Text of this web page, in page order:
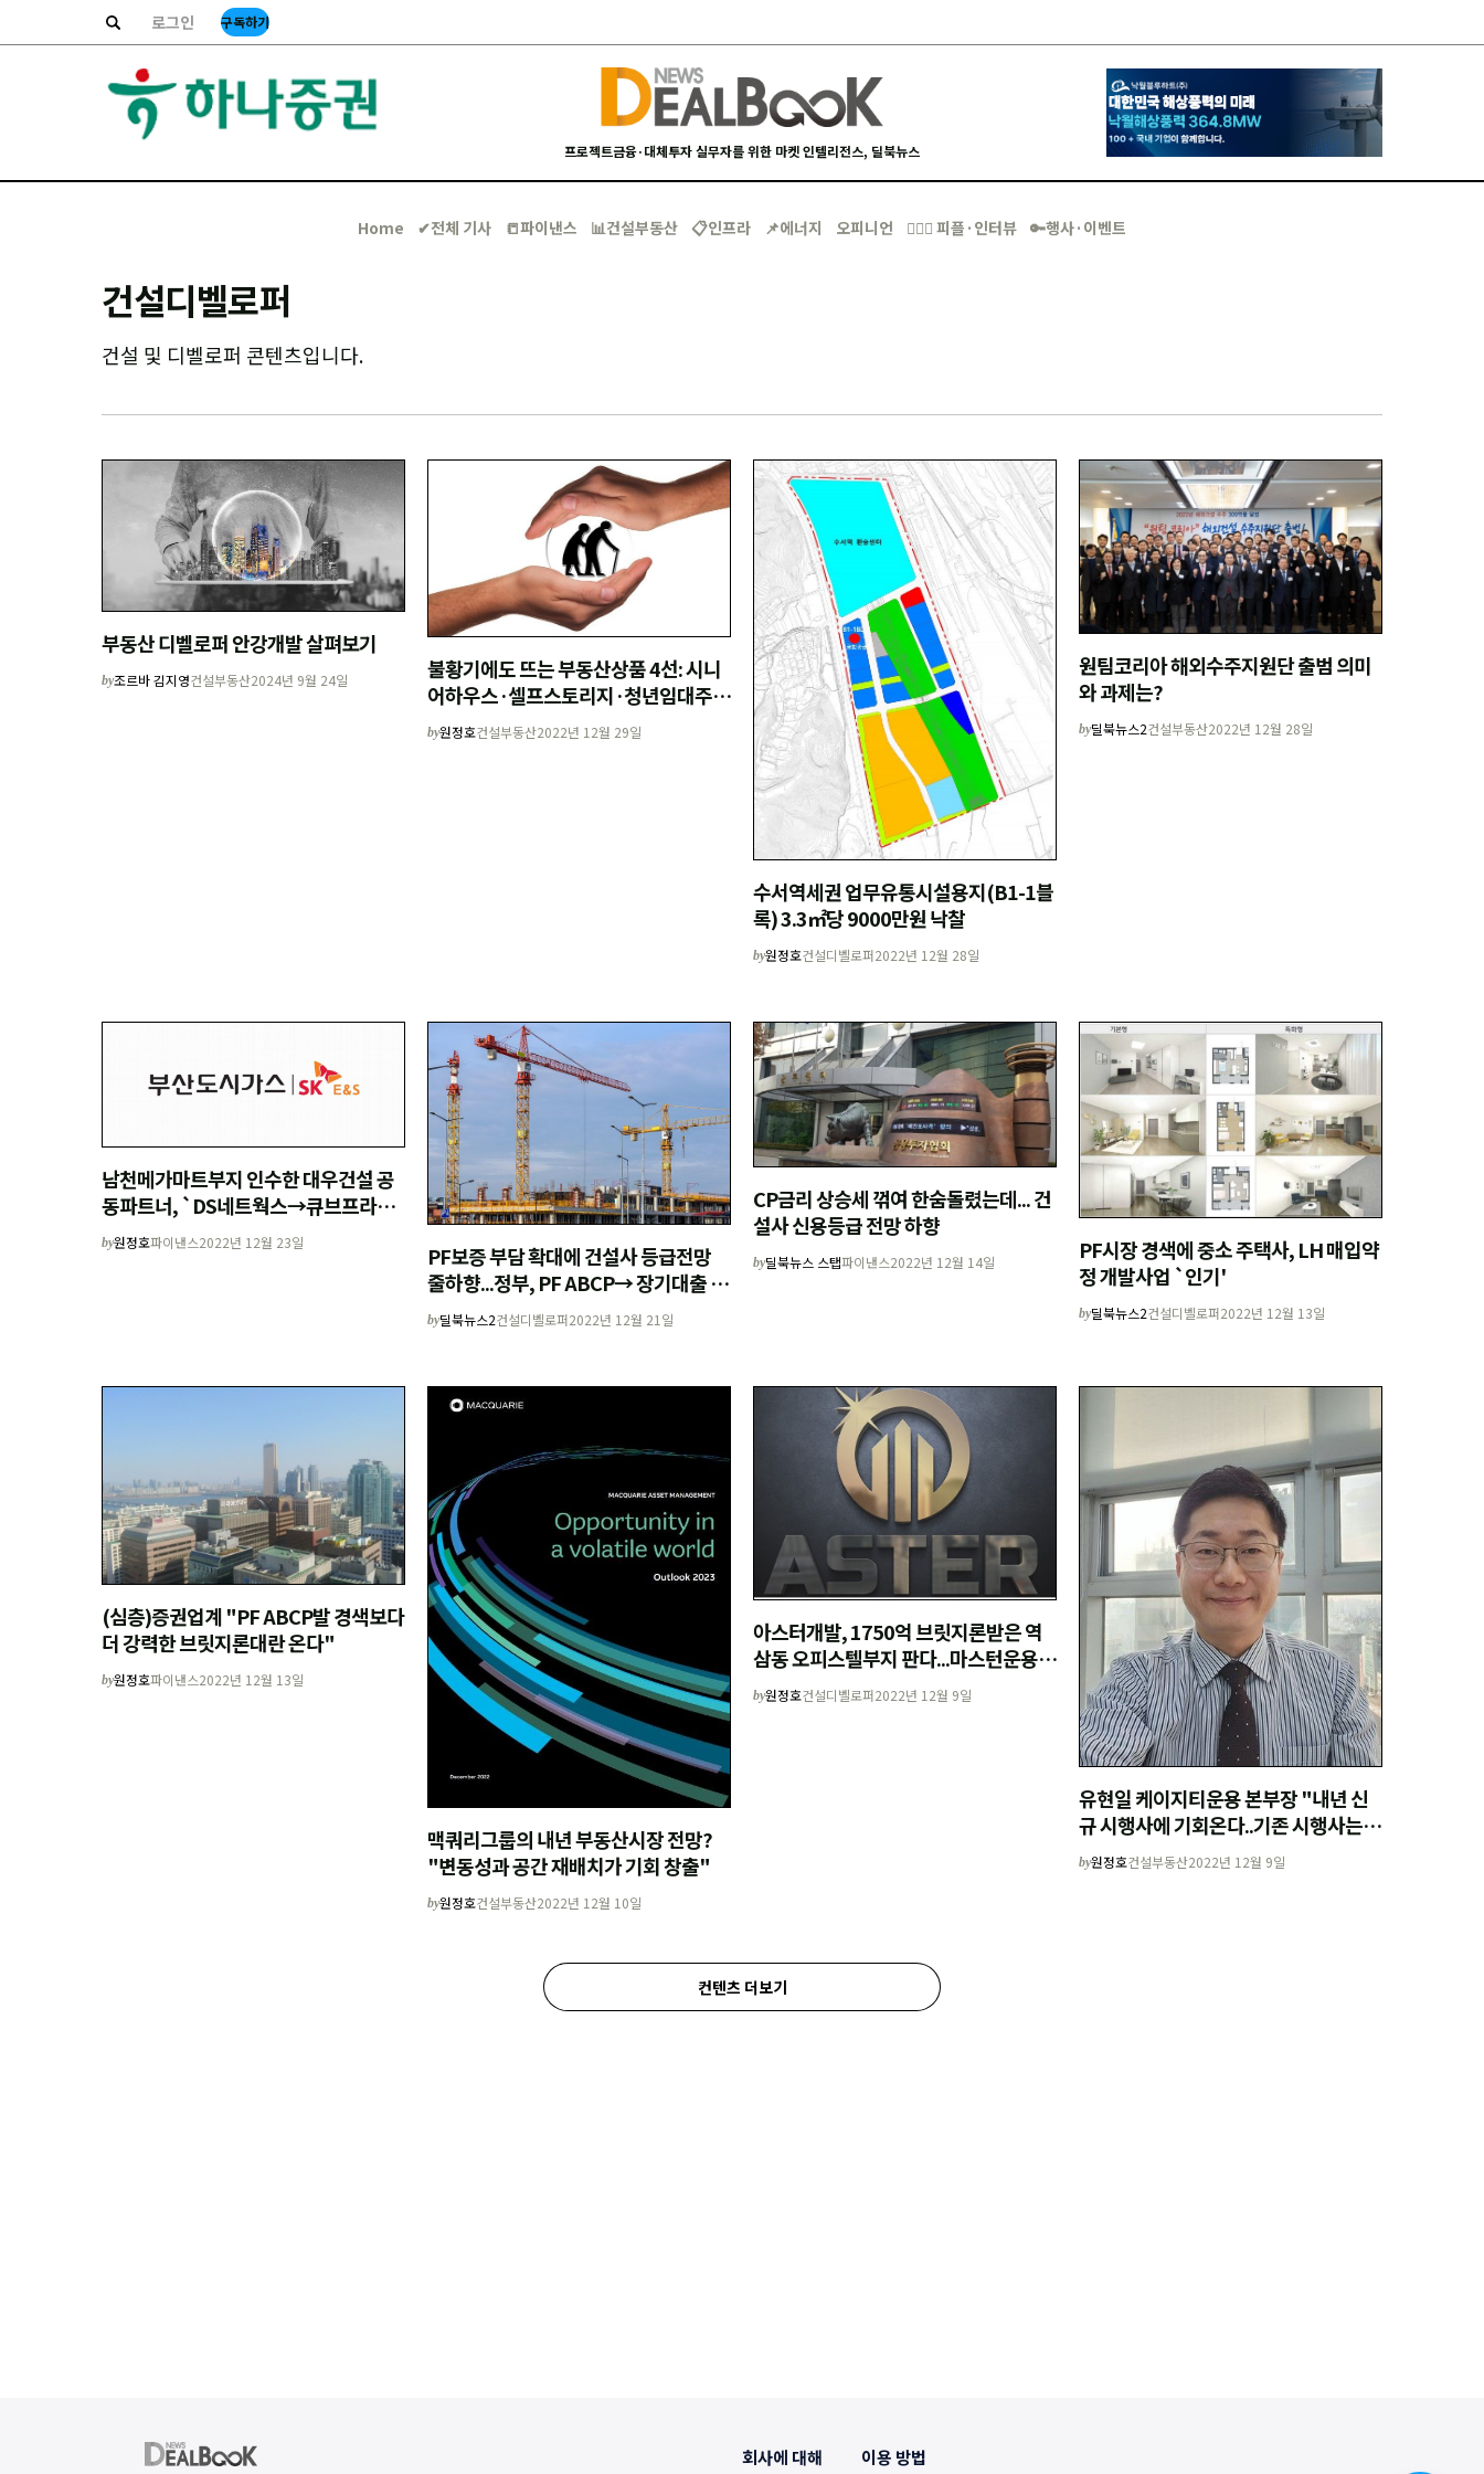
로그인 구독하기
프로젝트금융·대체투자 실무자를 위한 마켓 인텔리전스, 딜북뉴스
Home ✔︎전체 기사 📒파이낸스 📊건설부동산 📋인프라 📌에너지 오피니언 🙋🏻‍♂️ 피플·인터뷰 🔑행사·이벤트
건설디벨로퍼
건설 및 디벨로퍼 콘텐츠입니다.
부동산 디벨로퍼 안강개발 살펴보기
by조르바 김지영건설부동산2024년 9월 24일
불황기에도 뜨는 부동산상품 4선: 시니
어하우스·셀프스토리지·청년임대주택
·생명과학빌딩
by원정호건설부동산2022년 12월 29일
수서역세권 업무유통시설용지(B1-1블
록) 3.3㎡당 9000만원 낙찰
by원정호건설디벨로퍼2022년 12월 28일
원팀코리아 해외수주지원단 출범 의미
와 과제는?
by딜북뉴스2건설부동산2022년 12월 28일
남천메가마트부지 인수한 대우건설 공
동파트너, `DS네트웍스→큐브프라퍼
티'로 변경
by원정호파이낸스2022년 12월 23일
PF보증 부담 확대에 건설사 등급전망
줄하향...정부, PF ABCP→ 장기대출 전
환 보증 신설
by딜북뉴스2건설디벨로퍼2022년 12월 21일
CP금리 상승세 꺾여 한숨돌렸는데... 건
설사 신용등급 전망 하향
by딜북뉴스 스탭파이낸스2022년 12월 14일
PF시장 경색에 중소 주택사, LH 매입약
정 개발사업 `인기'
by딜북뉴스2건설디벨로퍼2022년 12월 13일
(심층)증권업계 "PF ABCP발 경색보다
더 강력한 브릿지론대란 온다"
by원정호파이낸스2022년 12월 13일
맥쿼리그룹의 내년 부동산시장 전망?
"변동성과 공간 재배치가 기회 창출"
by원정호건설부동산2022년 12월 10일
아스터개발, 1750억 브릿지론받은 역
삼동 오피스텔부지 판다...마스턴운용과
MOU
by원정호건설디벨로퍼2022년 12월 9일
유현일 케이지티운용 본부장 "내년 신
규 시행사에 기회온다..기존 시행사는
리스크 관리해야"
by원정호건설부동산2022년 12월 9일
컨텐츠 더보기
회사에 대해 이용 방법